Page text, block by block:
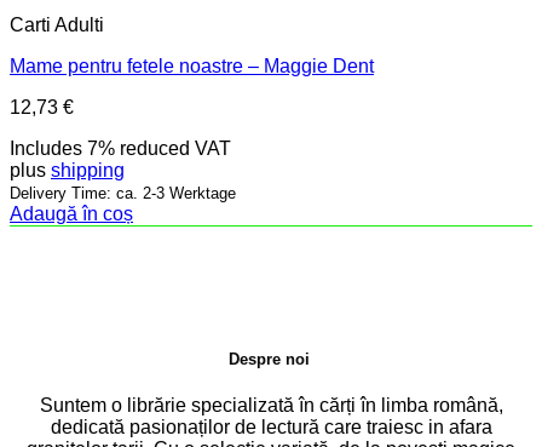
Carti Adulti
Mame pentru fetele noastre – Maggie Dent
12,73 €
Includes 7% reduced VAT
plus shipping
Delivery Time: ca. 2-3 Werktage
Adaugă în coș
Despre noi
Suntem o librărie specializată în cărți în limba română,
dedicată pasionaților de lectură care traiesc in afara